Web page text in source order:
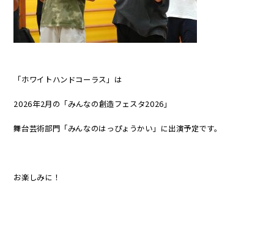
「ホワイトハンドコーラス」は
2026年2月の「みんなの創造フェスタ2026」
舞台芸術部門「みんなのはっぴょうかい」に出演予定です。
お楽しみに！